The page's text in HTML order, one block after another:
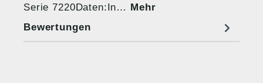
Serie 7220Daten:In… Mehr
Bewertungen